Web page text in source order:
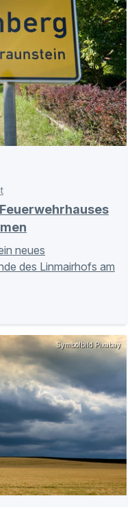
neues
des Linmairhofs am
Symbolbild Pixabay